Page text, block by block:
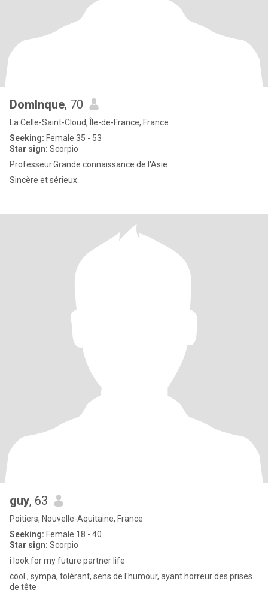
Domlnque, 70
La Celle-Saint-Cloud, Île-de-France, France
Seeking: Female 35 - 53
Star sign: Scorpio
Professeur.Grande connaissance de l'Asie
Sincère et sérieux.
guy, 63
Poitiers, Nouvelle-Aquitaine, France
Seeking: Female 18 - 40
Star sign: Scorpio
i look for my future partner life
cool , sympa, tolérant, sens de l'humour, ayant horreur des prises
de tête